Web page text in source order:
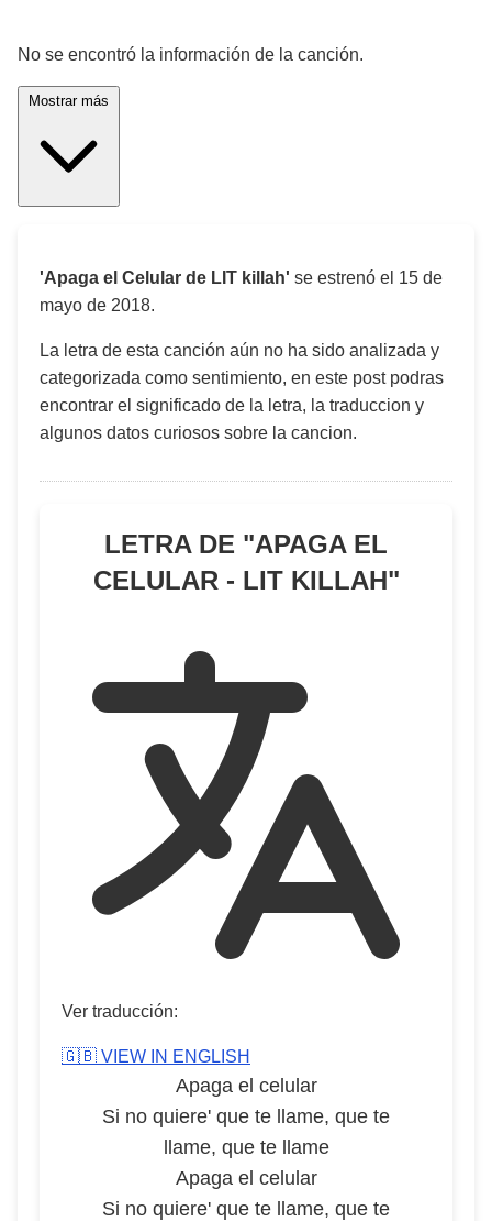
No se encontró la información de la canción.
'Apaga el Celular de LIT killah' se estrenó el 15 de
mayo de 2018.
La letra de esta canción aún no ha sido analizada y
categorizada como sentimiento, en este post podras
encontrar el significado de la letra, la traduccion y
algunos datos curiosos sobre la cancion.
LETRA DE "APAGA EL
CELULAR - LIT KILLAH"
Ver traducción:
🇬🇧 VIEW IN ENGLISH
Apaga el celular
Si no quiere' que te llame, que te
llame, que te llame
Apaga el celular
Si no quiere' que te llame, que te